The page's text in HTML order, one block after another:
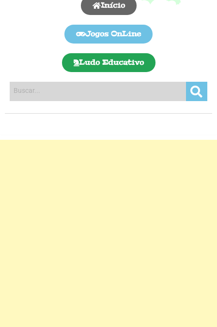
Início
Jogos OnLine
Ludo Educativo